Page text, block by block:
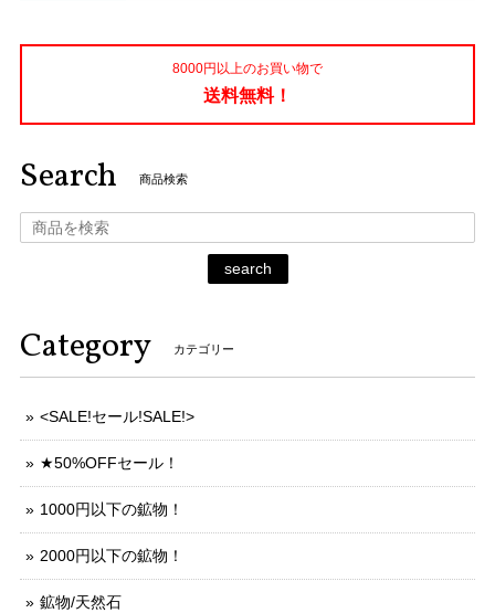
8000円以上のお買い物で
送料無料！
Search 商品検索
search
Category カテゴリー
<SALE!セール!SALE!>
★50%OFFセール！
1000円以下の鉱物！
2000円以下の鉱物！
鉱物/天然石